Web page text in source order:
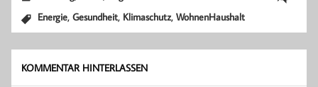
Energie,Gesundheit, Klimaschutz,WohnenHaushalt
KOMMENTAR HINTERLASSEN